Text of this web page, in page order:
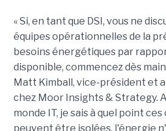
« Si, en tant que DSI, vous ne
équipes opérationnelles de la
besoins énergétiques par
disponible, commencez dès
Matt Kimball, vice-président et
chez Moor Insights & Strategy.
monde IT, je sais à quel point
peuvent être isolées, l'énergie